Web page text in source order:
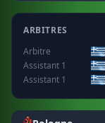
ARBITRES
Arbitre
Assistant 1
Assistant 1